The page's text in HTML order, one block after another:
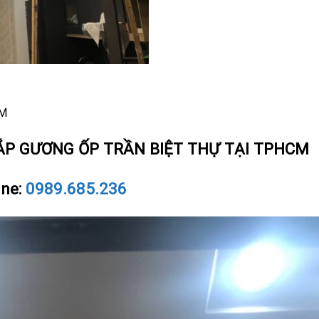
GƯƠNG ỐP TRẦN BIỆT THỰ TẠI TPHCM
0989.685.236